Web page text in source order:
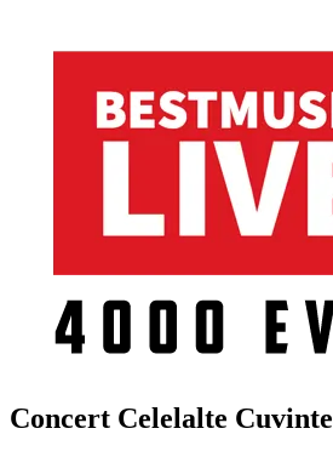
Concert Celelalte Cuvinte